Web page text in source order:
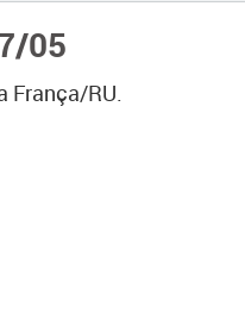
05
França/RU.